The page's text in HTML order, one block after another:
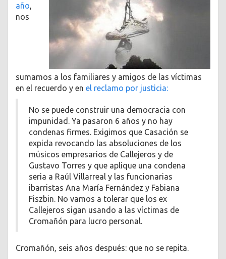
año
nos
sumamos a los familiares y amigos de las víctimas
en el recuerdo y en el reclamo por justicia:
No se puede construir una democracia con
impunidad. Ya pasaron 6 años y no hay
condenas firmes. Exigimos que Casación se
expida revocando las absoluciones de los
músicos empresarios de Callejeros y de
Gustavo Torres y que aplique una condena
seria a Raúl Villarreal y las funcionarias
ibarristas Ana María Fernández y Fabiana
Fiszbin. No vamos a tolerar que los ex
Callejeros sigan usando a las víctimas de
Cromañón para lucro personal.
Cromañón, seis años después: que no se repita.